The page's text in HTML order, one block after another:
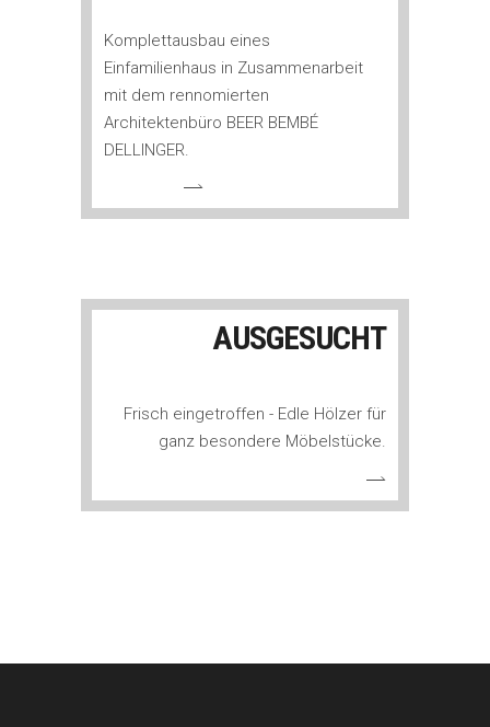
Komplettausbau eines
Einfamilienhaus in Zusammenarbeit
mit dem rennomierten
Architektenbüro BEER BEMBÉ
DELLINGER.
AUSGESUCHT
Frisch eingetroffen - Edle Hölzer für
ganz besondere Möbelstücke.